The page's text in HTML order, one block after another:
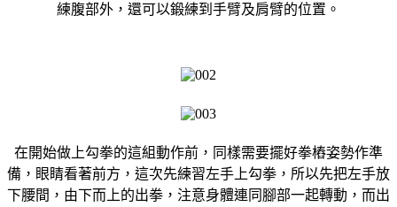
練腹部外，還可以鍛練到手臂及肩臂的位置。
在開始做上勾拳的這組動作前，同樣需要擺好拳樁姿勢作準
備，眼睛看著前方，這次先練習左手上勾拳，所以先把左手放
下腰間，由下而上的出拳，注意身體連同腳部一起轉動，而出